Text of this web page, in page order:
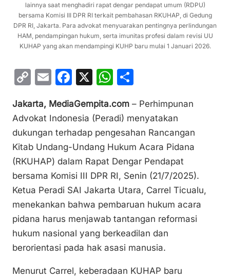
lainnya saat menghadiri rapat dengar pendapat umum (RDPU)
bersama Komisi III DPR RI terkait pembahasan RKUHAP, di Gedung
DPR RI, Jakarta. Para advokat menyuarakan pentingnya perlindungan
HAM, pendampingan hukum, serta imunitas profesi dalam revisi UU
KUHAP yang akan mendampingi KUHP baru mulai 1 Januari 2026.
C
p
y
Li
n
k
E
ai
l
F
c
e
b
o
o
k
X
W
at
s
A
p
p
ar
e
Jakarta, MediaGempita.com – Perhimpunan
Advokat Indonesia (Peradi) menyatakan
dukungan terhadap pengesahan Rancangan
Kitab Undang-Undang Hukum Acara Pidana
(RKUHAP) dalam Rapat Dengar Pendapat
bersama Komisi III DPR RI, Senin (21/7/2025).
Ketua Peradi SAI Jakarta Utara, Carrel Ticualu,
menekankan bahwa pembaruan hukum acara
pidana harus menjawab tantangan reformasi
hukum nasional yang berkeadilan dan
berorientasi pada hak asasi manusia.
Menurut Carrel, keberadaan KUHAP baru